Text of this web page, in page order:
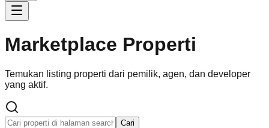
Marketplace Properti
Temukan listing properti dari pemilik, agen, dan developer
yang aktif.
Cari